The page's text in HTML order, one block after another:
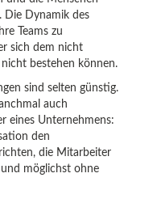
Die Dynamik des
Teams zu
sich dem nicht
bestehen können.
sind selten günstig.
auch
eines Unternehmens:
den
die Mitarbeiter
möglichst ohne